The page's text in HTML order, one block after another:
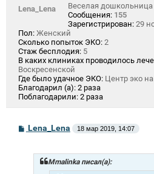
Lena_Lena
Веселая дошкольница
Сообщения: 155
Зарегистрирован: 29
Пол: Женский
Сколько попыток ЭКО: 2
Стаж бесплодия: 5
В каких клиниках проводилось
Воскресенской
Где было удачное ЭКО: Центр эко
Благодарил (а): 2 раза
Поблагодарили: 2 раза
СLena_Lena 18 мар 2019, 14:07
Mmalinka писал(а):